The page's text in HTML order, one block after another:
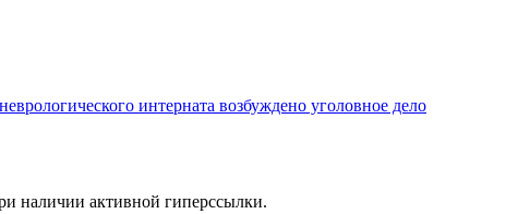
интерната возбуждено уголовное дело
наличии активной гиперссылки.